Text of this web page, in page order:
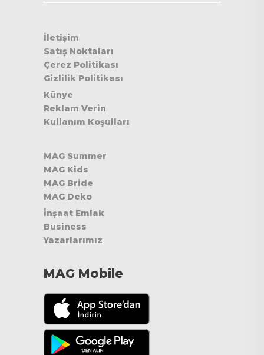
İletişim
Satış Noktaları
Çerez Politikası
Gizlilik Politikası
Künye
Reklam Verin
Kullanım Koşulları
MAG Summer
MAG Kids
MAG Bride
MAG Deko
İnşaat Emlak
Business
Yazarlarımız
MAG Mobile